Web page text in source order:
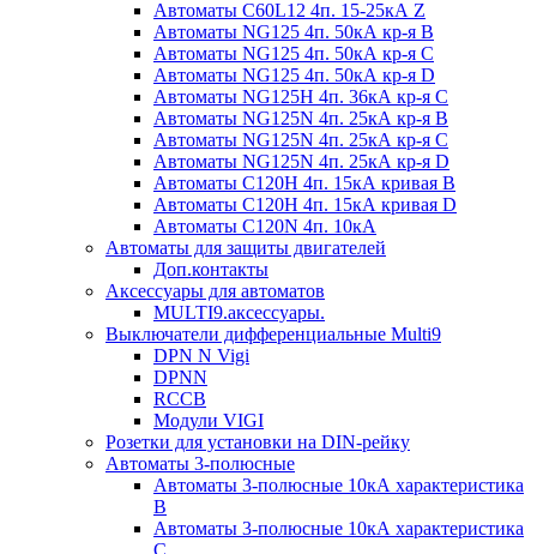
Автоматы C60L12 4п. 15-25кА Z
Автоматы NG125 4п. 50кА кр-я B
Автоматы NG125 4п. 50кА кр-я C
Автоматы NG125 4п. 50кА кр-я D
Автоматы NG125H 4п. 36кА кр-я C
Автоматы NG125N 4п. 25кА кр-я B
Автоматы NG125N 4п. 25кА кр-я C
Автоматы NG125N 4п. 25кА кр-я D
Автоматы С120H 4п. 15кА кривая B
Автоматы С120H 4п. 15кА кривая D
Автоматы С120N 4п. 10кА
Автоматы для защиты двигателей
Доп.контакты
Аксессуары для автоматов
MULTI9.аксессуары.
Выключатели дифференциальные Multi9
DPN N Vigi
DPNN
RCCB
Модули VIGI
Розетки для установки на DIN-рейку
Автоматы 3-полюсные
Автоматы 3-полюсные 10кА характеристика
B
Автоматы 3-полюсные 10кА характеристика
C